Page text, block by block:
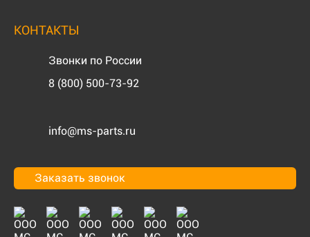
КОНТАКТЫ
Звонки по России
8 (800) 500-73-92
info@ms-parts.ru
Заказать звонок